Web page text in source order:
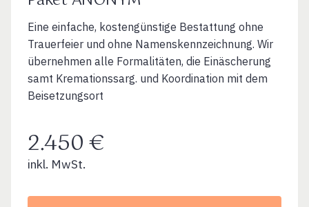
Eine einfache, kostengünstige Bestattung ohne
Trauerfeier und ohne Namenskennzeichnung. Wir
übernehmen alle Formalitäten, die Einäscherung
samt Kremationssarg. und Koordination mit dem
Beisetzungsort
2.450 €
inkl. MwSt.